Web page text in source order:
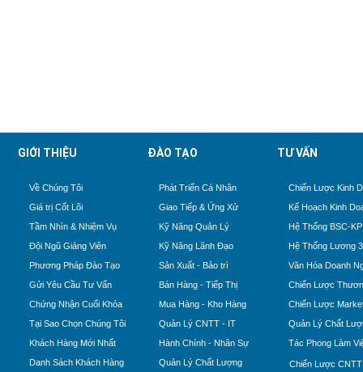
GIỚI THIỆU
Về Chúng Tôi
Giá trị Cốt Lõi
Tầm Nhìn & Nhiệm Vụ
Đội Ngũ Giảng Viên
Phương Pháp Đào Tạo
Gửi Yêu Cầu Tư Vấn
Chứng Nhận Cuối Khóa
Tại Sao Chọn Chúng Tôi
Khách Hàng Mới Nhất
Danh Sách Khách Hàng
ĐÀO TẠO
Phát Triển Cá Nhân
Giao Tiếp & Ứng Xử
Kỹ Năng Quản Lý
Kỹ Năng Lãnh Đạo
Sản Xuất - Bảo trì
Bán Hàng - Tiếp Thị
Mua Hàng - Kho Hàng
Quản Lý CNTT - IT
Hành Chính - Nhân Sự
Quản Lý Chất Lượng
TƯ VẤN
Chiến Lược Kinh
Kế Hoạch Kinh
Hệ Thống BSC-
Hệ Thống Lương
Văn Hóa Doanh
Chiến Lược
Chiến Lược
Quản Lý Chất
Tác Phong Làm
Chiến Lược CNTT